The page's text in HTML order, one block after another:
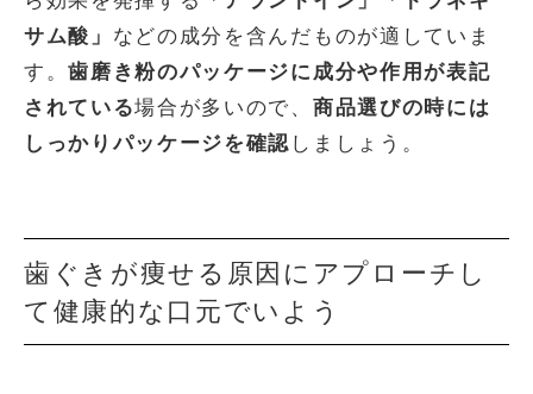
サム酸」 などの成分を含んだものが適していま
す。歯磨き粉のパッケージに成分や作用が表記
されている場合が多いので、 商品選びの時には
しっかりパッケージを確認 しましょう。
歯ぐきが痩せる原因にアプローチし
て健康的な口元でいよう